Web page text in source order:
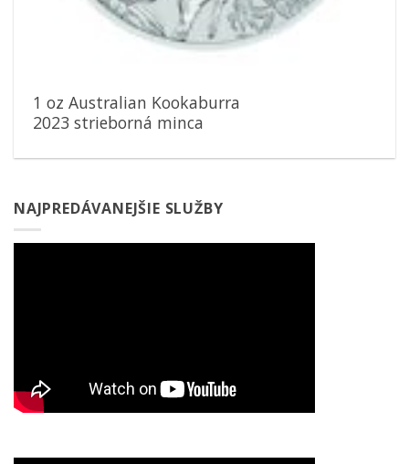
1 oz Australian Kookaburra
2023 strieborná minca
NAJPREDÁVANEJŠIE SLUŽBY